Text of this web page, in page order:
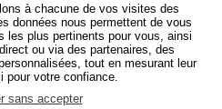
Clients
NOUS
à chacune de vos visites des
données nous permettent de vous
les plus pertinents pour vous, ainsi
ou via des partenaires, des
tout en mesurant leur
pour votre confiance.
sans accepter